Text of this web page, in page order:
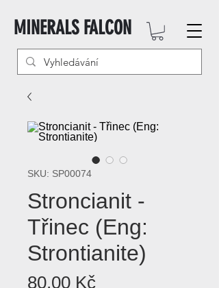
MINERALS FALCON
SKU: SP00074
Stroncianit -
Třinec (Eng:
Strontianite)
80,00 KčCena